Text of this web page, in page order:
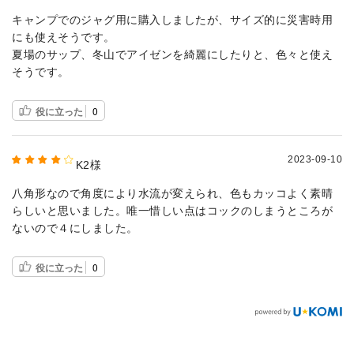
キャンプでのジャグ用に購入しましたが、サイズ的に災害時用
にも使えそうです。
夏場のサップ、冬山でアイゼンを綺麗にしたりと、色々と使え
そうです。
役に立った 0
K2様 2023-09-10
八角形なので角度により水流が変えられ、色もカッコよく素晴
らしいと思いました。唯一惜しい点はコックのしまうところが
ないので４にしました。
役に立った 0